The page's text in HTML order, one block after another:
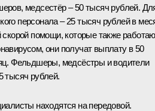
медсестёр – 50 тысяч рублей.
персонала – 25 тысяч рублей в
скорой помощи, которые также
они получат выплату в 50
Фельдшеры, медсёстры и водители
тысяч рублей.
находятся на передовой.